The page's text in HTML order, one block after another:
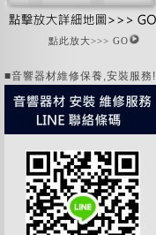
點此放大>>> GO
■音響器材維修保養,安裝服務!